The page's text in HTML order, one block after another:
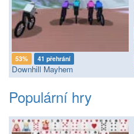
53% 41 přehrání
Downhill Mayhem
Populární hry